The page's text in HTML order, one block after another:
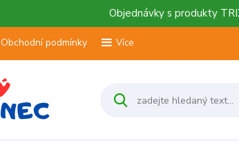
Objednávky s produkty
Obchodní podmínky Více